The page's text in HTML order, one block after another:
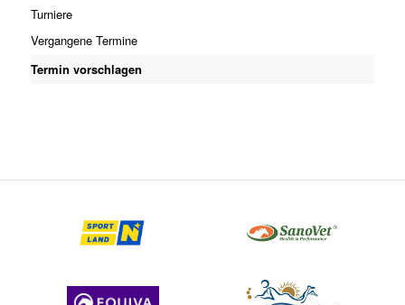
Turniere
Vergangene Termine
Termin vorschlagen